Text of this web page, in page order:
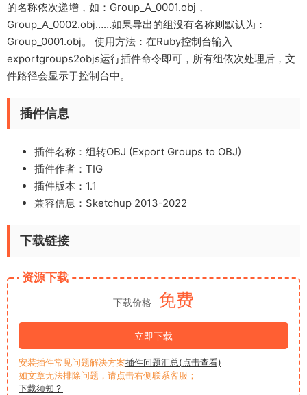
的名称依次递增，如：Group_A_0001.obj，
Group_A_0002.obj……如果导出的组没有名称则默认为：
Group_0001.obj。 使用方法：在Ruby控制台输入
exportgroups2objs运行插件命令即可，所有组依次处理后，文
件路径会显示于控制台中。
插件信息
插件名称：组转OBJ (Export Groups to OBJ)
插件作者：TIG
插件版本：1.1
兼容信息：Sketchup 2013-2022
下载链接
资源下载
下载价格 免费
立即下载
安装插件常见问题解决方案插件问题汇总(点击查看)
如文章无法排除问题，请点击右侧联系客服；
下载须知？